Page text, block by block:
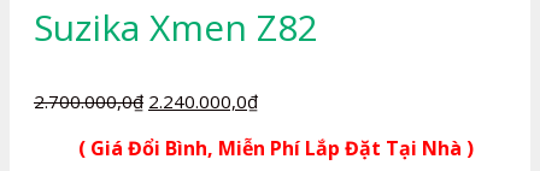
Suzika Xmen Z82
2.700.000,0₫ Giá
là:
2.240.000,0₫Giá
tại
( Giá Đổi Bình, Miễn Phí Lắp Đặt Tại Nhà )